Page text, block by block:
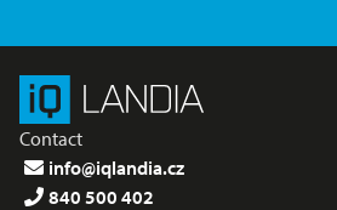
Contact
info@iqlandia.cz
840 500 402